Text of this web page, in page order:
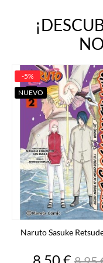
Naruto Sasuke
Precio
-5%
NUEVO